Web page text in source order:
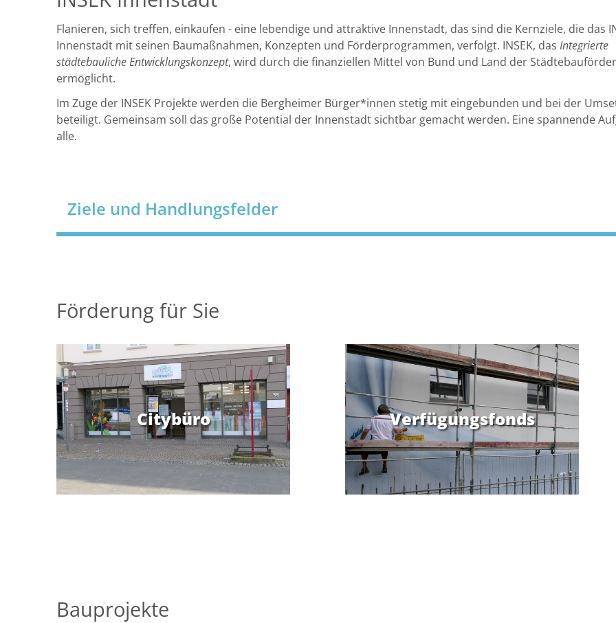
Navigation
überspringen
ERLEBEN ENTDECKEN
Flanieren, sich treffen, einkaufen - eine lebendige und attraktive Innenstadt, das sind die Kernziele, die das
Innenstadt mit seinen Baumaßnahmen, Konzepten und Förderprogrammen, verfolgt. INSEK, das Integrierte
städtebauliche Entwicklungskonzept, wird durch die finanziellen Mittel von Bund und Land der
ermöglicht.
Im Zuge der INSEK Projekte werden die Bergheimer Bürger*innen stetig mit eingebunden und bei der
beteiligt. Gemeinsam soll das große Potential der Innenstadt sichtbar gemacht werden. Eine spannende
alle.
Ziele und Handlungsfelder
Förderung für Sie
Navigation
überspringen
Citybüro Verfügungsfonds
Bauprojekte